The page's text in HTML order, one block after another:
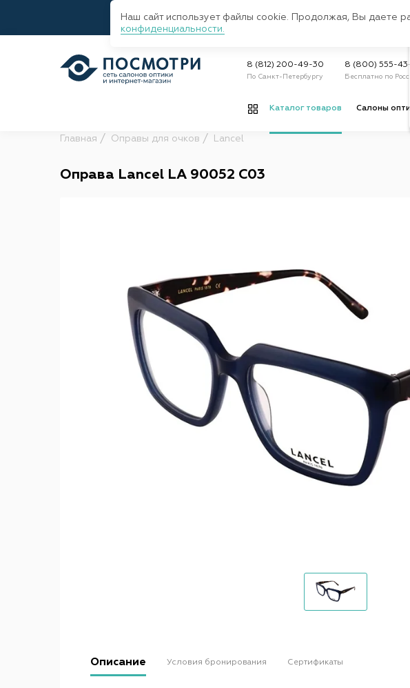
8 (812) 200-49-30
По Санкт-Петербургу
8 (800) 555-43-
Бесплатно по
Каталог товаров Салоны
Главная Оправы для очков Lancel
Оправа Lancel LA 90052 С03
Описание Условия бронирования Сертификаты
Наш сайт использует файлы cookie. Продолжая, Вы даете
конфиденциальности.